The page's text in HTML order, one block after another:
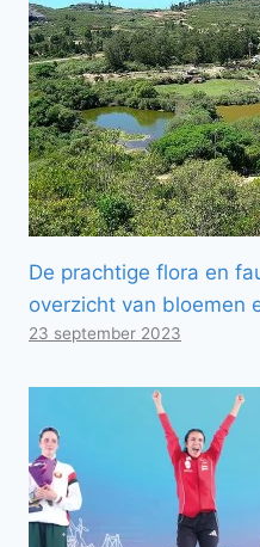
De prachtige flora en
overzicht van bloemen
23 september 2023